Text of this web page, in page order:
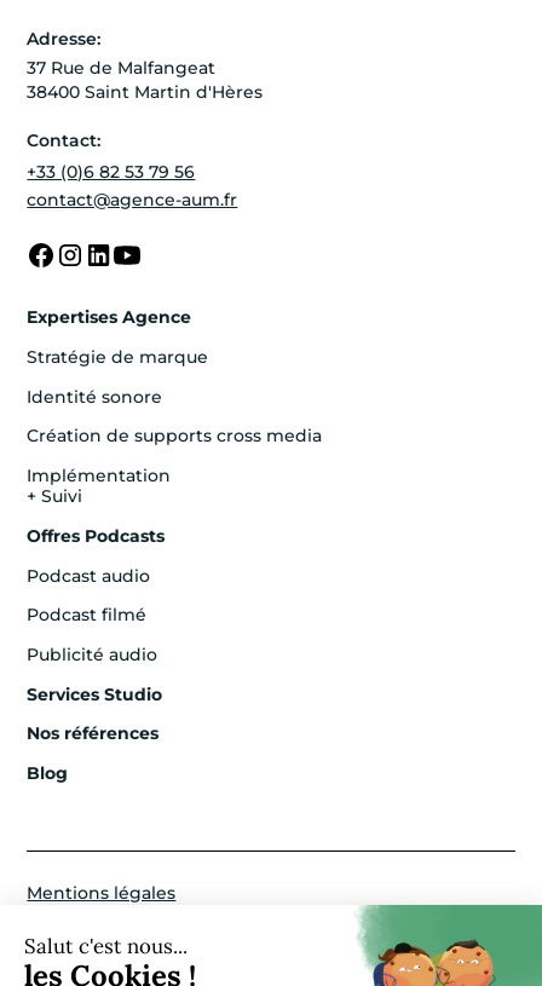
Adresse:
37 Rue de Malfangeat
38400 Saint Martin d'Hères
Contact:
+33 (0)6 82 53 79 56
contact@agence-aum.fr
Expertises Agence
Stratégie de marque
Identité sonore
Création de supports cross media
Implémentation
+ Suivi
Offres Podcasts
Podcast audio
Podcast filmé
Publicité audio
Services Studio
Nos références
Blog
Mentions légales
Paramètres Cookies